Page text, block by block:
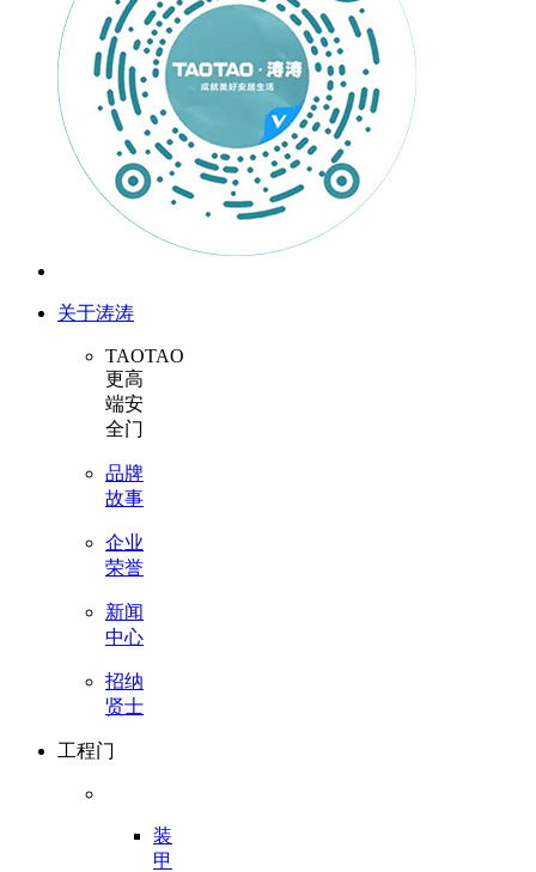
关于涛涛
TAOTAO
更高
端安
全门
品牌
故事
企业
荣誉
新闻
中心
招纳
贤士
工程门
装
甲